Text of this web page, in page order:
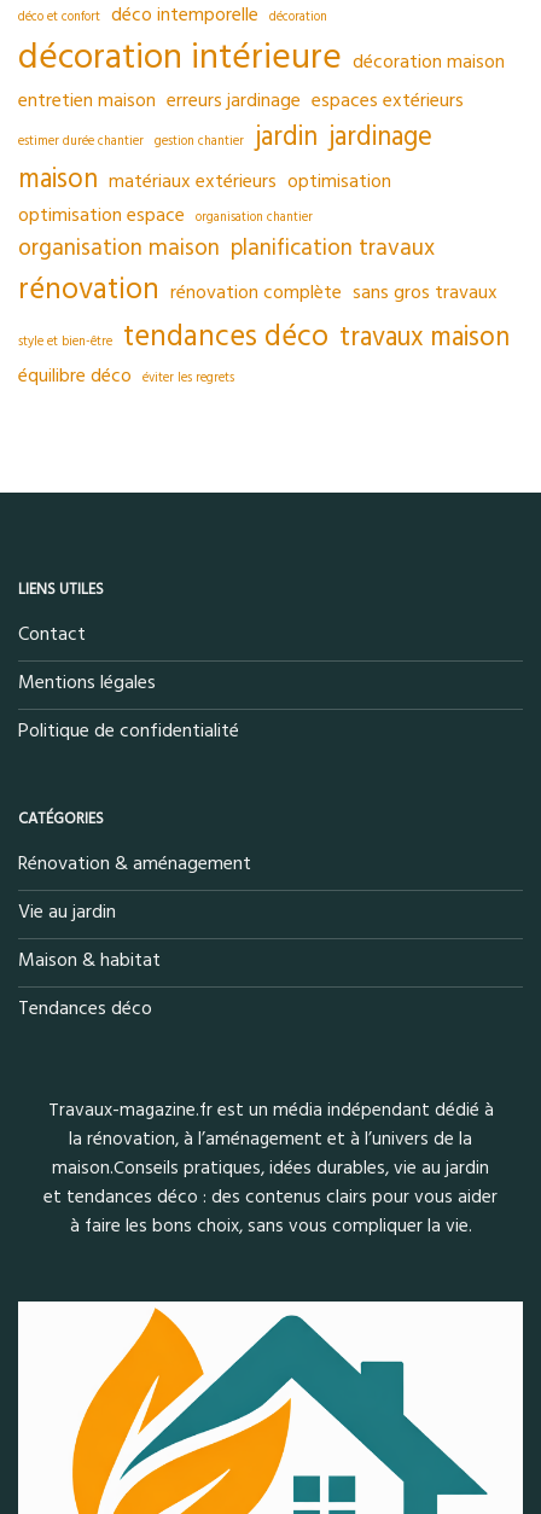
déco et confort déco intemporelle décoration
décoration intérieure décoration maison
entretien maison erreurs jardinage espaces extérieurs
estimer durée chantier gestion chantier jardin jardinage
maison matériaux extérieurs optimisation
optimisation espace
organisation chantier
organisation maison planification travaux
rénovation rénovation complète sans gros travaux
style et bien-être tendances déco travaux maison
équilibre déco éviter les regrets
LIENS UTILES
Contact
Mentions légales
Politique de confidentialité
CATÉGORIES
Rénovation & aménagement
Vie au jardin
Maison & habitat
Tendances déco
Travaux-magazine.fr est un média indépendant dédié à
la rénovation, à l’aménagement et à l’univers de la
maison.Conseils pratiques, idées durables, vie au jardin
et tendances déco : des contenus clairs pour vous aider
à faire les bons choix, sans vous compliquer la vie.